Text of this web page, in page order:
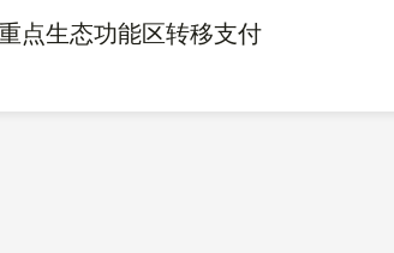
点生态功能区转移支付